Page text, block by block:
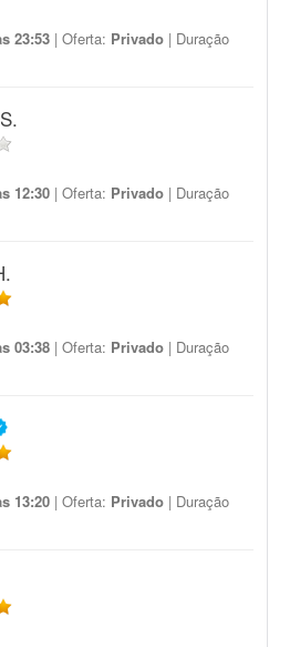
23:53 | Oferta: Privado | Duração
12:30 | Oferta: Privado | Duração
03:38 | Oferta: Privado | Duração
13:20 | Oferta: Privado | Duração